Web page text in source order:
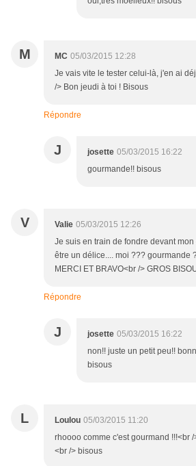
M MC 05/03/2015 12:28
Je vais vite le tester celui-là, j'en ai
/> Bon jeudi à toi ! Bisous
Répondre
J josette 05/03/2015 16:22
gourmande!! bisous
V Valie 05/03/2015 12:26
Je suis en train de fondre devant
être un délice.... moi ??? gourmande
MERCI ET BRAVO<br /> GROS
Répondre
J josette 05/03/2015 16:22
non!! juste un petit peu!!
bisous
L Loulou 05/03/2015 11:20
rhoooo comme c'est gourmand !!!<br
<br /> bisous